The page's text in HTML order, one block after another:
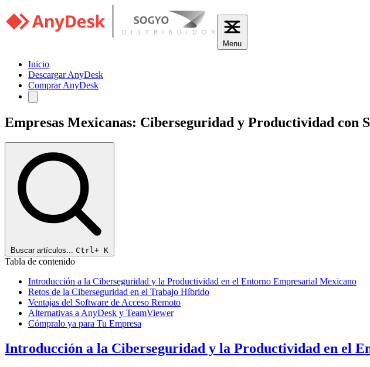
Menu
Inicio
Descargar AnyDesk
Comprar AnyDesk
Empresas Mexicanas: Ciberseguridad y Productividad con
Buscar artículos... Ctrl+ K
Tabla de contenido
Introducción a la Ciberseguridad y la Productividad en el Entorno Empresarial Mexicano
Retos de la Ciberseguridad en el Trabajo Híbrido
Ventajas del Software de Acceso Remoto
Alternativas a AnyDesk y TeamViewer
Cómpralo ya para Tu Empresa
Introducción a la Ciberseguridad y la Productividad en el